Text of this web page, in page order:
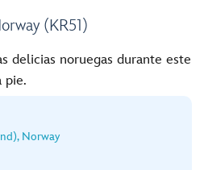
(KR51)
delicias noruegas durante este
pie.
Norway